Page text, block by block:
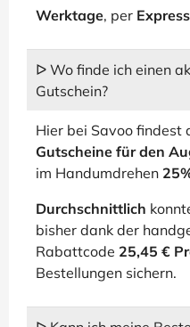
Werktage, per
ᐅ Wo finde ich einen
Gutschein?
Hier bei Savoo findest
Gutscheine für den
im Handumdrehen
Durchschnittlich
bisher dank der
Rabattcode 25,45 €
Bestellungen sichern.